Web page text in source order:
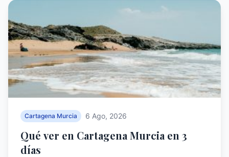
Cartagena Murcia 6 Ago, 2026
Qué ver en Cartagena Murcia en 3
días